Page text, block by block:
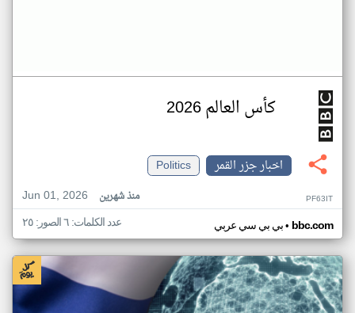
كأس العالم 2026
اخبار جزر القمر
Politics
Jun 01, 2026
منذ شهرين PF63IT
بي بي سي عربي• bbc.com عدد الكلمات: ٦ الصور: ٢٥